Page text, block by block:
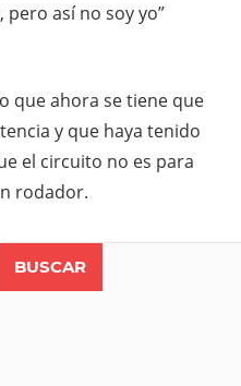
pero así no soy yo”
que ahora se tiene que
y que haya tenido
el circuito no es para
rodador.